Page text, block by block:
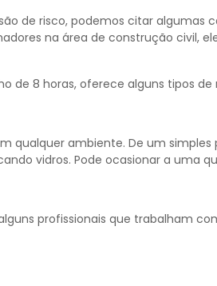
de risco, podemos citar algumas
na área de construção civil,
de 8 horas, oferece alguns tipos
qualquer ambiente. De um
vidros. Pode ocasionar a uma
profissionais que trabalham